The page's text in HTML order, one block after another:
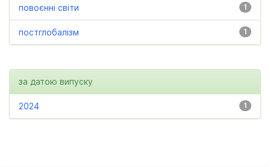
1
повоєнні світи
1
постглобалізм
за датою випуску
1
2024